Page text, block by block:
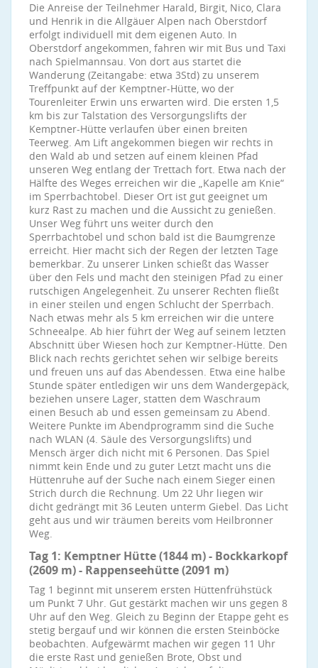
Die Anreise der Teilnehmer Harald, Birgit, Nico, Clara
und Henrik in die Allgäuer Alpen nach Oberstdorf
erfolgt individuell mit dem eigenen Auto. In
Oberstdorf angekommen, fahren wir mit Bus und Taxi
nach Spielmannsau. Von dort aus startet die
Wanderung (Zeitangabe: etwa 3Std) zu unserem
Treffpunkt auf der Kemptner-Hütte, wo der
Tourenleiter Erwin uns erwarten wird. Die ersten 1,5
km bis zur Talstation des Versorgungslifts der
Kemptner-Hütte verlaufen über einen breiten
Teerweg. Am Lift angekommen biegen wir rechts in
den Wald ab und setzen auf einem kleinen Pfad
unseren Weg entlang der Trettach fort. Etwa nach der
Hälfte des Weges erreichen wir die „Kapelle am Knie“
im Sperrbachtobel. Dieser Ort ist gut geeignet um
kurz Rast zu machen und die Aussicht zu genießen.
Unser Weg führt uns weiter durch den
Sperrbachtobel und schon bald ist die Baumgrenze
erreicht. Hier macht sich der Regen der letzten Tage
bemerkbar. Zu unserer Linken schießt das Wasser
über den Fels und macht den steinigen Pfad zu einer
rutschigen Angelegenheit. Zu unserer Rechten fließt
in einer steilen und engen Schlucht der Sperrbach.
Nach etwas mehr als 5 km erreichen wir die untere
Schneealpe. Ab hier führt der Weg auf seinem letzten
Abschnitt über Wiesen hoch zur Kemptner-Hütte. Den
Blick nach rechts gerichtet sehen wir selbige bereits
und freuen uns auf das Abendessen. Etwa eine halbe
Stunde später entledigen wir uns dem Wandergepäck,
beziehen unsere Lager, statten dem Waschraum
einen Besuch ab und essen gemeinsam zu Abend.
Weitere Punkte im Abendprogramm sind die Suche
nach WLAN (4. Säule des Versorgungslifts) und
Mensch ärger dich nicht mit 6 Personen. Das Spiel
nimmt kein Ende und zu guter Letzt macht uns die
Hüttenruhe auf der Suche nach einem Sieger einen
Strich durch die Rechnung. Um 22 Uhr liegen wir
dicht gedrängt mit 36 Leuten unterm Giebel. Das Licht
geht aus und wir träumen bereits vom Heilbronner
Weg.
Tag 1: Kemptner Hütte (1844 m) - Bockkarkopf
(2609 m) - Rappenseehütte (2091 m)
Tag 1 beginnt mit unserem ersten Hüttenfrühstück
um Punkt 7 Uhr. Gut gestärkt machen wir uns gegen 8
Uhr auf den Weg. Gleich zu Beginn der Etappe geht es
stetig bergauf und wir können die ersten Steinböcke
beobachten. Aufgewärmt machen wir gegen 11 Uhr
die erste Rast und genießen Brote, Obst und